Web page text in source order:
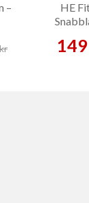
–
HE